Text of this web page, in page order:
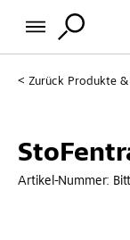
Zurück Produkte &
Artikel-Nummer: